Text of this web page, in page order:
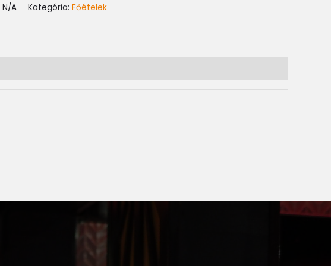
N/A Kategória: Főételek